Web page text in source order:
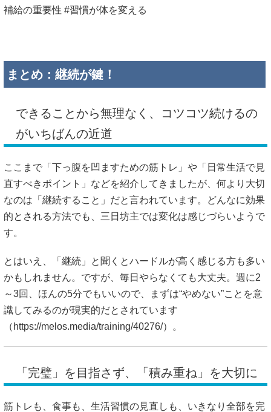
補給の重要性 #習慣が体を変える
まとめ：継続が鍵！
できることから無理なく、コツコツ続けるの
がいちばんの近道
ここまで「下っ腹を凹ますための筋トレ」や「日常生活で見
直すべきポイント」などを紹介してきましたが、何より大切
なのは「継続すること」だと言われています。どんなに効果
的とされる方法でも、三日坊主では変化は感じづらいようで
す。
とはいえ、「継続」と聞くとハードルが高く感じる方も多い
かもしれません。ですが、毎日やらなくても大丈夫。週に2
～3回、ほんの5分でもいいので、まずは“やめない”ことを意
識してみるのが現実的だとされています
（ https://melos.media/training/40276/）。
「完璧」を目指さず、「積み重ね」を大切に
筋トレも、食事も、生活習慣の見直しも、いきなり全部を完